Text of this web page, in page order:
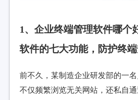
1、企业终端管理软件哪个
软件的七大功能，防护终
前不久，某制造企业研发部的一
不仅频繁浏览无关网站，还私自